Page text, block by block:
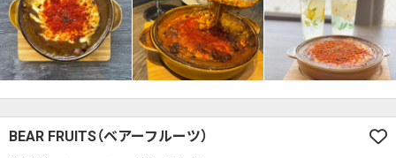
BEAR FRUITS（ベアーフルーツ）